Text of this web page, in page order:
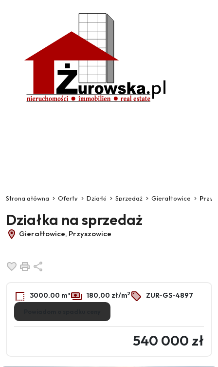
Strona główna Oferty Działki Sprzedaż Gierałtowice
Działka na sprzedaż
Gierałtowice, Przyszowice
Dodaj do ulubionych
Drukuj
3000.00 m² 180,00 zł/m2 ZUR-GS-4897
540 000 zł